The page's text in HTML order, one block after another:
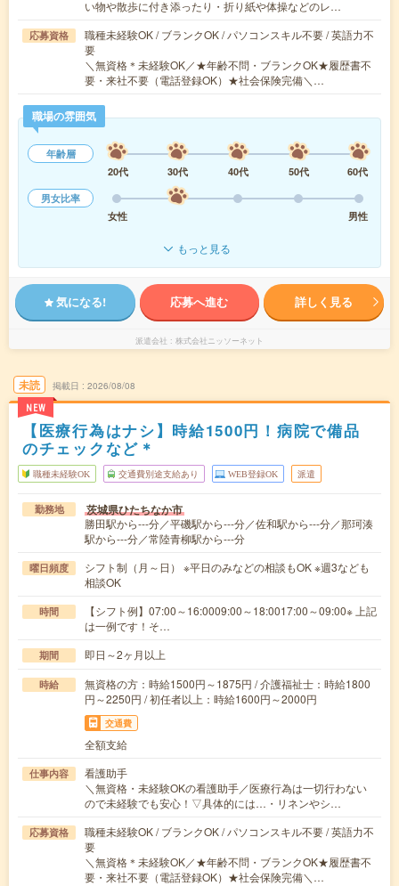
い物や散歩に付き添ったり・折り紙や体操などのレ…
応募資格
職種未経験OK / ブランクOK / パソコンスキル不要 / 英語力不
要
＼無資格＊未経験OK／★年齢不問・ブランクOK★履歴書不
要・来社不要（電話登録OK）★社会保険完備＼…
職場の雰囲気
年齢層
20代
30代 40代 50代
60代
男女比率
女性
男性
もっと見る
気になる! 応募へ進む 詳しく見る
派遣会社 株式会社ニッソーネット
未読
NEW
掲載日 2026/08/08
【医療行為はナシ】時給1500円！病院で備品
のチェックなど＊
職種未経験OK 交通費別途支給あり WEB登録OK 派遣
勤務地 茨城県ひたちなか市
勝田駅から---分／平磯駅から---分／佐和駅から---分／那珂湊
駅から---分／常陸青柳駅から---分
曜日頻度
シフト制（月～日） ※平日のみなどの相談もOK ※週3なども
相談OK
時間
【シフト例】07:00～16:0009:00～18:0017:00～09:00※ 上記
は一例です！そ…
期間 即日～2ヶ月以上
時給
無資格の方：時給1500円～1875円 / 介護福祉士：時給1800
円～2250円 / 初任者以上：時給1600円～2000円
交通費
全額支給
仕事内容
看護助手
＼無資格・未経験OKの看護助手／医療行為は一切行わない
ので未経験でも安心！▽具体的には…・リネンやシ…
応募資格
職種未経験OK / ブランクOK / パソコンスキル不要 / 英語力不
要
＼無資格＊未経験OK／★年齢不問・ブランクOK★履歴書不
要・来社不要（電話登録OK）★社会保険完備＼…